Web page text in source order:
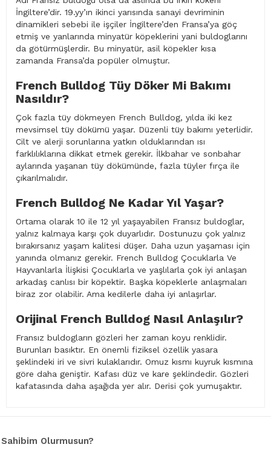
İngiltere’dir. 19.yy’ın ikinci yarısında sanayi devriminin
dinamikleri sebebi ile işçiler İngiltere’den Fransa’ya göç
etmiş ve yanlarında minyatür köpeklerini yani buldoglarını
da götürmüşlerdir. Bu minyatür, asil köpekler kısa
zamanda Fransa’da popüler olmuştur.
French Bulldog Tüy Döker Mi Bakımı
Nasıldır?
Çok fazla tüy dökmeyen French Bulldog, yılda iki kez
mevsimsel tüy dökümü yaşar. Düzenli tüy bakımı yeterlidir.
Cilt ve alerji sorunlarına yatkın olduklarından ısı
farklılıklarına dikkat etmek gerekir. İlkbahar ve sonbahar
aylarında yaşanan tüy dökümünde, fazla tüyler fırça ile
çıkarılmalıdır.
French Bulldog Ne Kadar Yıl Yaşar?
Ortama olarak 10 ile 12 yıl yaşayabilen Fransız buldoglar,
yalnız kalmaya karşı çok duyarlıdır. Dostunuzu çok yalnız
bırakırsanız yaşam kalitesi düşer. Daha uzun yaşaması için
yanında olmanız gerekir. French Bulldog Çocuklarla Ve
Hayvanlarla İlişkisi Çocuklarla ve yaşlılarla çok iyi anlaşan
arkadaş canlısı bir köpektir. Başka köpeklerle anlaşmaları
biraz zor olabilir. Ama kedilerle daha iyi anlaşırlar.
Orijinal French Bulldog Nasıl Anlaşılır?
Fransız buldogların gözleri her zaman koyu renklidir.
Burunları basıktır. En önemli fiziksel özellik yasara
şeklindeki iri ve sivri kulaklarıdır. Omuz kısmı kuyruk kısmına
göre daha geniştir. Kafası düz ve kare şeklindedir. Gözleri
kafatasında daha aşağıda yer alır. Derisi çok yumuşaktır.
Sahibim Olurmusun?